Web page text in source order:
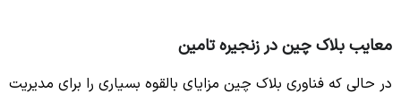
معایب بلاک چین در زنجیره تامین
در حالی که فناوری بلاک چین مزایای بالقوه بسیاری را برای مدیریت